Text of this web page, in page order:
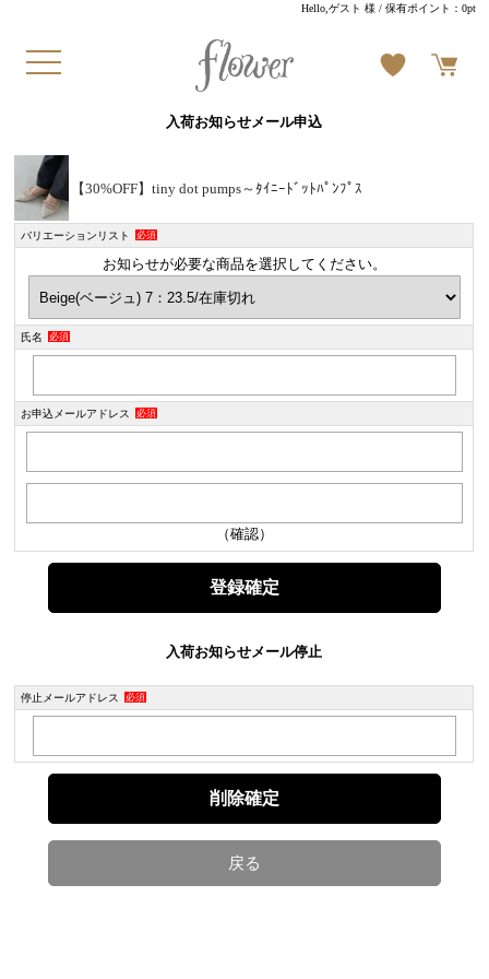
Hello,ゲスト 様 / 保有ポイント：0pt
入荷お知らせメール申込
【30%OFF】tiny dot pumps～ﾀｲﾆｰﾄﾞｯﾄﾊﾟﾝﾌﾟｽ
バリエーションリスト 必須
お知らせが必要な商品を選択してください。
氏名 必須
お申込メールアドレス 必須
（確認）
入荷お知らせメール停止
停止メールアドレス 必須